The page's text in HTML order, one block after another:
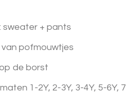
sweater + pants
pofmouwtjes
de borst
1-2Y, 2-3Y, 3-4Y, 5-6Y,